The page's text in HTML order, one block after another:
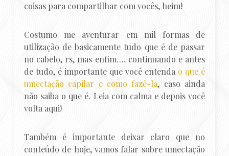
coisas para compartilhar com vocês, heim!
Costumo me aventurar em mil formas de
utilização de basicamente tudo que é de passar
no cabelo, rs, mas enfim…. continuando e antes
de tudo, é importante que você entenda o que é
umectação capilar e como fazê-la, caso ainda
não saiba o que é. Leia com calma e depois você
volta aqui!
Também é importante deixar claro que no
conteúdo de hoje, vamos falar sobre umectação